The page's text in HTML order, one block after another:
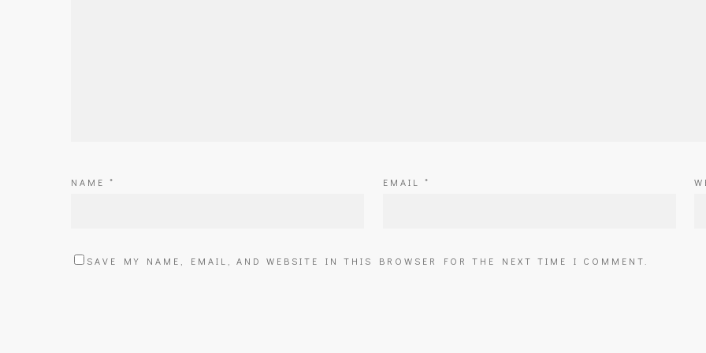
NAME * EMAIL *
SAVE MY NAME, EMAIL, AND WEBSITE IN THIS BROWSER FOR THE NEXT TIME I COMMENT.